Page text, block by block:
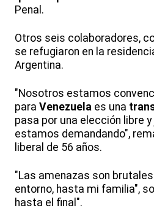
Penal.
Otros seis colaboradores,
se refugiaron en la
Argentina.
"Nosotros estamos
para Venezuela es una
pasa por una elección libre
estamos demandando",
liberal de 56 años.
"Las amenazas son
entorno, hasta mi familia",
hasta el final".